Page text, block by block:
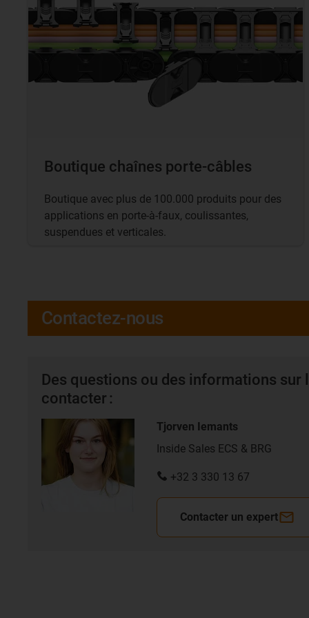
Boutique chaînes porte-câbles
Boutique avec plus de 100.000 produits pour des
applications en porte-à-faux, coulissantes,
suspendues et verticales.
Contactez-nous
Des questions ou des informations sur
contacter :
Tjorven Iemants
Inside Sales ECS & BRG
+32 3 330 13 67
Contacter un expert